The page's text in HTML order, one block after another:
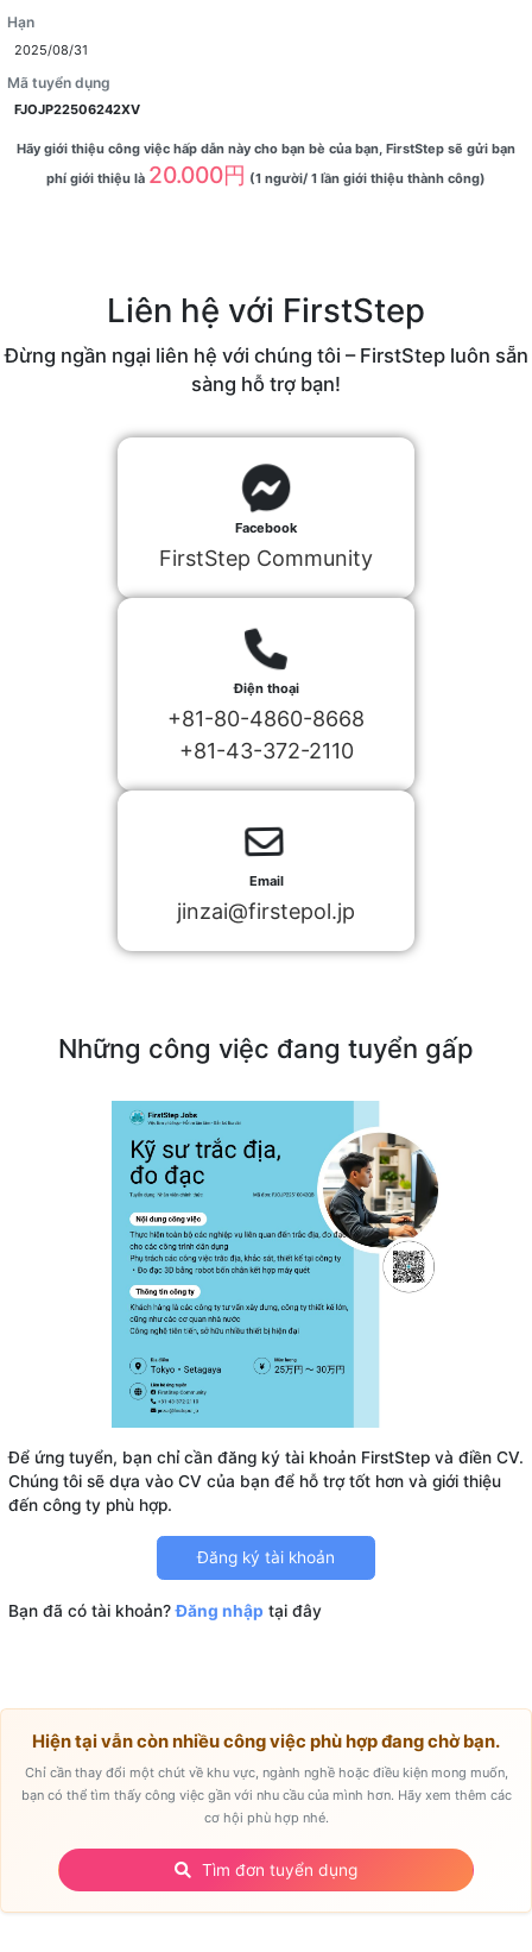
Hạn
2025/08/31
Mã tuyển dụng
FJOJP22506242XV
Hãy giới thiệu công việc hấp dẫn này cho bạn bè của bạn, FirstStep sẽ gửi bạn
phí giới thiệu là 20.000円 (1 người/ 1 lần giới thiệu thành công)
Liên hệ với FirstStep
Đừng ngần ngại liên hệ với chúng tôi – FirstStep luôn sẵn
sàng hỗ trợ bạn!
Facebook
FirstStep Community
Điện thoại
+81-80-4860-8668
+81-43-372-2110
Email
jinzai@firstepol.jp
Những công việc đang tuyển gấp
Để ứng tuyển, bạn chỉ cần đăng ký tài khoản FirstStep và điền CV.
Chúng tôi sẽ dựa vào CV của bạn để hỗ trợ tốt hơn và giới thiệu
Đăng ký tài khoản
Bạn đã có tài khoản?Đăng nhập tại đây
Hiện tại vẫn còn nhiều công việc phù hợp đang chờ bạn.
Chỉ cần thay đổi một chút về khu vực, ngành nghề hoặc điều kiện mong muốn,
bạn có thể tìm thấy công việc gần với nhu cầu của mình hơn. Hãy xem thêm các
cơ hội phù hợp nhé.
Tìm đơn tuyển dụng